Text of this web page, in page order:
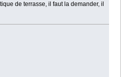
de terrasse, il faut la demander, il